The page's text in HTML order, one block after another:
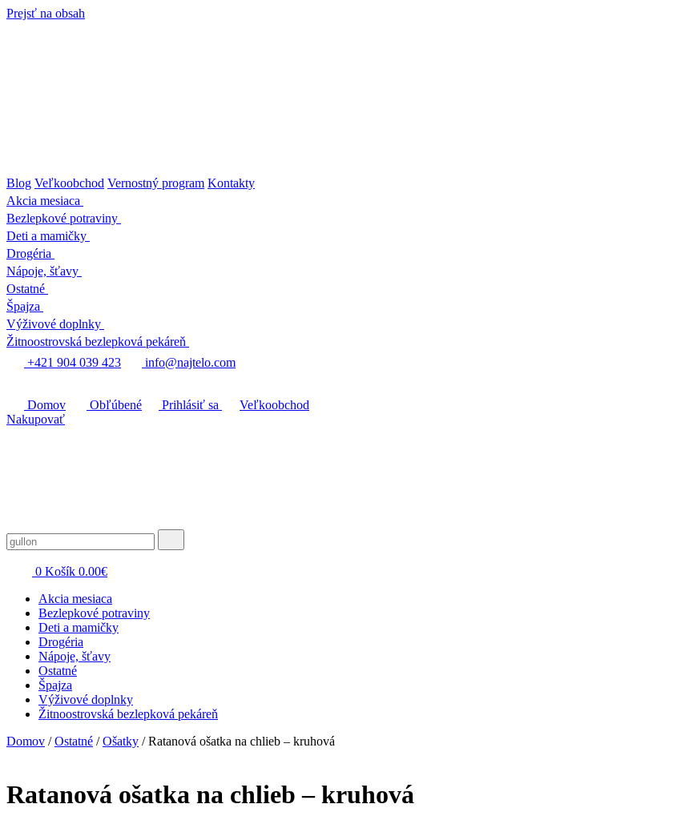
Prejsť na obsah
Blog Veľkoobchod Vernostný program Kontakty
Akcia mesiaca
Bezlepkové potraviny
Deti a mamičky
Drogéria
Nápoje, šťavy
Ostatné
Špajza
Výživové doplnky
Žitnoostrovská bezlepková pekáreň
+421 904 039 423
info@najtelo.com
Domov Obľúbené Prihlásiť sa
Veľkoobchod
Nakupovať
0 Košík 0.00€
Akcia mesiaca
Bezlepkové potraviny
Deti a mamičky
Drogéria
Nápoje, šťavy
Ostatné
Špajza
Výživové doplnky
Žitnoostrovská bezlepková pekáreň
Domov /Ostatné /Ošatky / Ratanová ošatka na chlieb – kruhová
Ratanová ošatka na chlieb – kruhová